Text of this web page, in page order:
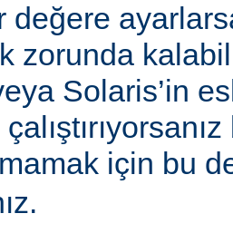
değere
zorunda
Solaris’in
için bu